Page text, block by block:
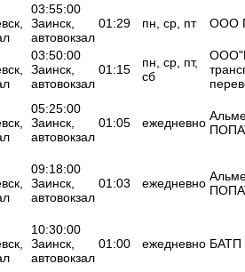
03:55:00
Заинск,
автовокзал
01:29 пн, ср, пт ООО
03:50:00
Заинск,
автовокзал
01:15
пн, ср, пт,
сб
05:25:00
Заинск,
автовокзал
01:05 ежедневно
09:18:00
Заинск,
автовокзал
01:03 ежедневно
10:30:00
Заинск,
автовокзал
01:00 ежедневно